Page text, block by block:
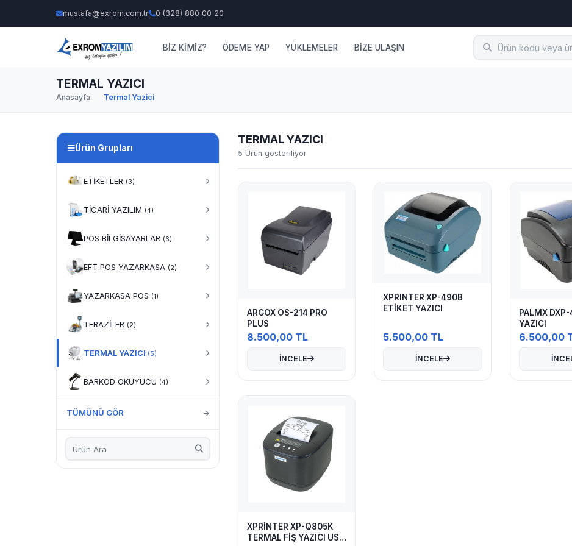
mustafa@exrom.com.tr 0 (328) 880 00 20
BİZ KİMİZ? ÖDEME YAP YÜKLEMELER BİZE ULAŞIN
TERMAL YAZICI
Anasayfa Termal Yazici
Ürün Grupları
ETİKETLER (3)
TİCARİ YAZILIM (4)
POS BİLGİSAYARLAR (6)
EFT POS YAZARKASA (2)
YAZARKASA POS (1)
TERAZİLER (2)
TERMAL YAZICI (5)
BARKOD OKUYUCU (4)
TÜMÜNÜ GÖR
TERMAL YAZICI
5 Ürün gösteriliyor
ARGOX OS-214 PRO
PLUS
8.500,00 TL
İNCELE
XPRINTER XP-490B
ETİKET YAZICI
5.500,00 TL
İNCELE
PALMX
YAZICI
6.500,00
XPRİNTER XP-Q805K
TERMAL FİŞ YAZICI USB